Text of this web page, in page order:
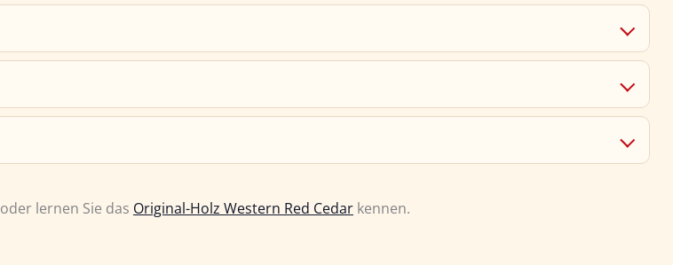
oder lernen Sie das Original-Holz Western Red Cedar kennen.